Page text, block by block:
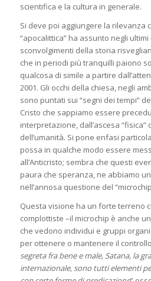
scientifica e la cultura in generale.
Si deve poi aggiungere la rilevanza
“apocalittica” ha assunto negli
sconvolgimenti della storia
che in periodi più tranquilli paiono
qualcosa di simile a partire
2001. Gli occhi della chiesa, negli
sono puntati sui “segni dei tempi”
Cristo che sappiamo essere
interpretazione, dall’ascesa “fisica”
dell’umanità. Si pone enfasi
possa in qualche modo essere
all’Anticristo; sembra che questi
paura che speranza, ne abbiamo
nell’annosa questione del
Questa visione ha un forte terreno
complottiste –il microchip è anche
che vedono individui e gruppi
per ottenere o mantenere il
segreta fra bene e male, Satana, la
internazionale, sono tutti elementi